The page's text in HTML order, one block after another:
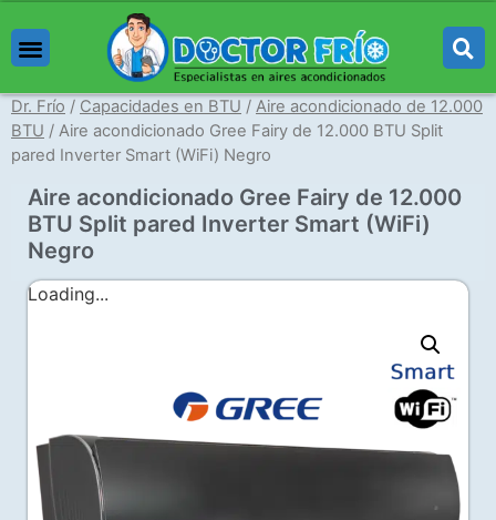
Dr. Frío / Capacidades en BTU / Aire acondicionado de 12.000
BTU / Aire acondicionado Gree Fairy de 12.000 BTU Split
pared Inverter Smart (WiFi) Negro
Aire acondicionado Gree Fairy de 12.000
BTU Split pared Inverter Smart (WiFi)
Negro
Loading...